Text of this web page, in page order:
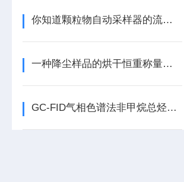
你知道颗粒物自动采样器的流速控制原理么
一种降尘样品的烘干恒重称量方法
GC-FID气相色谱法非甲烷总烃分析仪的工作流程